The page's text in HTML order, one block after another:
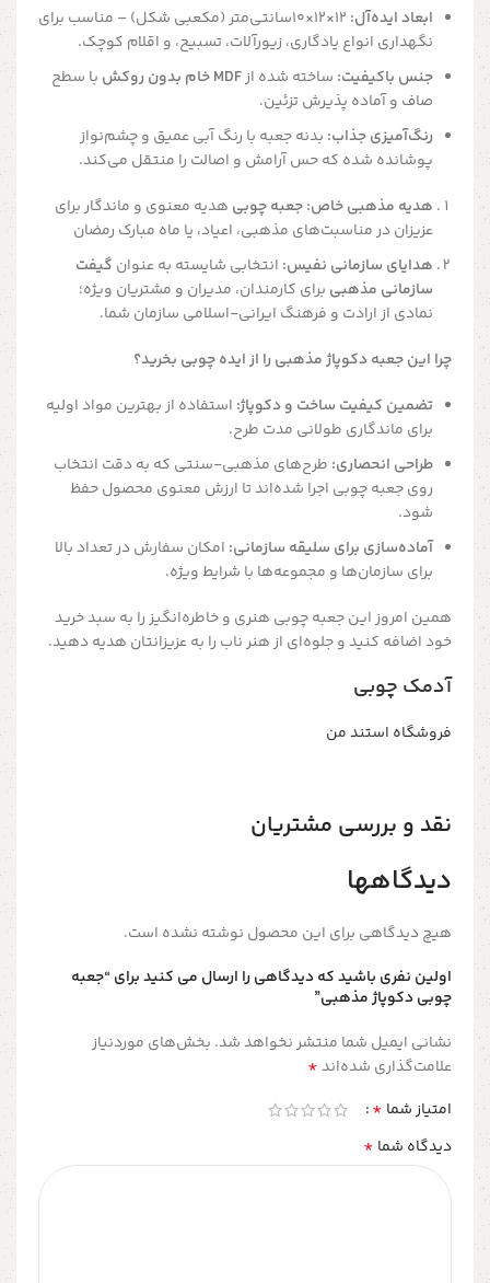
ابعاد ایده‌آل: 12
×
12
×
10سانتی‌متر (مکعبی شکل) – مناسب برای
نگهداری انواع یادگاری، زیورآلات، تسبیح، و اقلام کوچک.
جنس باکیفیت: ساخته شده ازMDF خام بدون روکش
با سطح
صاف و آماده پذیرش تزئین.
رنگ‌آمیزی جذاب: بدنه جعبه با رنگ آبی عمیق و چشم‌نواز
پوشانده شده که حس آرامش و اصالت را منتقل می‌کند.
هدیه مذهبی خاص: جعبه چوبی هدیه معنوی و ماندگار برای
عزیزان در مناسبت‌های مذهبی، اعیاد، یا ماه مبارک رمضان
هدایای سازمانی نفیس: انتخابی شایسته به عنوان گیفت
سازمانی مذهبی برای کارمندان، مدیران و مشتریان ویژه؛
نمادی از ارادت و فرهنگ ایرانی-اسلامی سازمان شما.
چرا این جعبه دکوپاژ مذهبی را از ایده چوبی بخرید؟
تضمین کیفیت ساخت و دکوپاژ: استفاده از بهترین مواد اولیه
برای ماندگاری طولانی مدت طرح.
طراحی انحصاری: طرح‌های مذهبی-سنتی که به دقت انتخاب
روی جعبه چوبی اجرا شده‌اند تا ارزش معنوی محصول حفظ
شود.
آماده‌سازی برای سلیقه سازمانی: امکان سفارش در تعداد بالا
برای سازمان‌ها و مجموعه‌ها با شرایط ویژه.
همین امروز این جعبه چوبی هنری و خاطره‌انگیز را به سبد خرید
خود اضافه کنید و جلوه‌ای از هنر ناب را به عزیزانتان هدیه دهید.
آدمک چوبی
فروشگاه استند من
نقد و بررسی مشتریان
دیدگاهها
هیچ دیدگاهی برای این محصول نوشته نشده است.
اولین نفری باشید که دیدگاهی را ارسال می کنید برای “جعبه
چوبی دکوپاژ مذهبی”
نشانی ایمیل شما منتشر نخواهد شد. بخش‌های موردنیاز
علامت‌گذاری شده‌اند*
امتیاز شما *
دیدگاه شما *